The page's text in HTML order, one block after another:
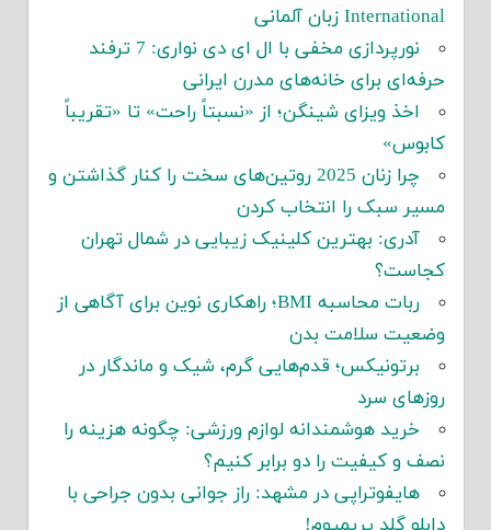
International زبان آلمانی
نورپردازی مخفی با ال ای دی نواری: 7 ترفند
حرفه‌ای برای خانه‌های مدرن ایرانی
اخذ ویزای شینگن؛ از «نسبتاً راحت» تا «تقریباً
کابوس»
چرا زنان 2025 روتین‌های سخت را کنار گذاشتن و
مسیر سبک را انتخاب کردن
آدری: بهترین کلینیک زیبایی در شمال تهران
کجاست؟
ربات محاسبه BMI؛ راهکاری نوین برای آگاهی از
وضعیت سلامت بدن
برتونیکس؛ قدم‌هایی گرم، شیک و ماندگار در
روزهای سرد
خرید هوشمندانه لوازم ورزشی: چگونه هزینه را
نصف و کیفیت را دو برابر کنیم؟
هایفوتراپی در مشهد: راز جوانی بدون جراحی با